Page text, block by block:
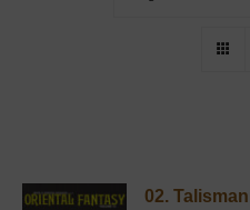
02. Talisman